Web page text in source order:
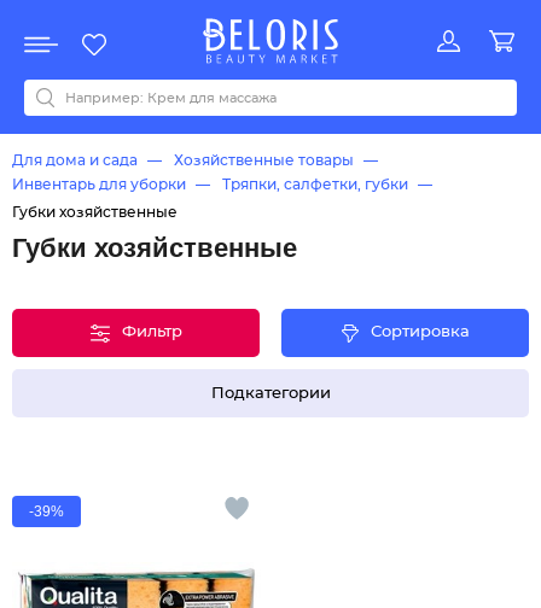
Акции
Все бренды
0-9ABCDEFGHIJKLMNOPQRSTUVWYZАБВДЗИМОКЛНПРСТУФ
Для дома и сада
Хозяйственные товары
Инвентарь для уборки
Тряпки, салфетки, губки
Губки хозяйственные
Губки хозяйственные
Фильтр Сортировка
Подкатегории
-39%